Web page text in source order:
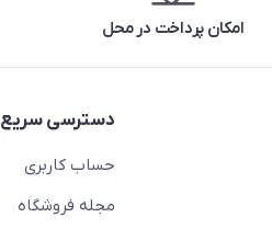
امکان پرداخت در محل
دسترسی سریع
حساب کاربری
مجله فروشگاه